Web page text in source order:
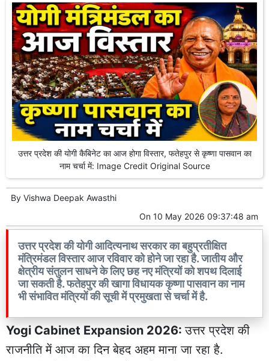
उत्तर प्रदेश की योगी कैबिनेट का आज होगा विस्तार, फतेहपुर से कृष्णा पासवान का
नाम चर्चा में: Image Credit Original Source
By Vishwa Deepak Awasthi
On 10 May 2026 09:37:48 am
उत्तर प्रदेश की योगी आदित्यनाथ सरकार का बहुप्रतीक्षित
मंत्रिमंडल विस्तार आज रविवार को होने जा रहा है. जातीय और
क्षेत्रीय संतुलन साधने के लिए छह नए मंत्रियों को शपथ दिलाई
जा सकती है. फतेहपुर की खागा विधायक कृष्णा पासवान का नाम
भी संभावित मंत्रियों की सूची में प्रमुखता से चर्चा में है.
Yogi Cabinet Expansion 2026:उत्तर प्रदेश की
राजनीति में आज का दिन बेहद अहम माना जा रहा है.